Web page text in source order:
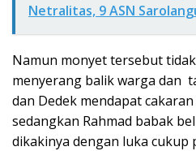
Netralitas, 9 ASN
Namun monyet tersebut
menyerang balik warga dan
dan Dedek mendapat
sedangkan Rahmad babak
dikakinya dengan luka cukup